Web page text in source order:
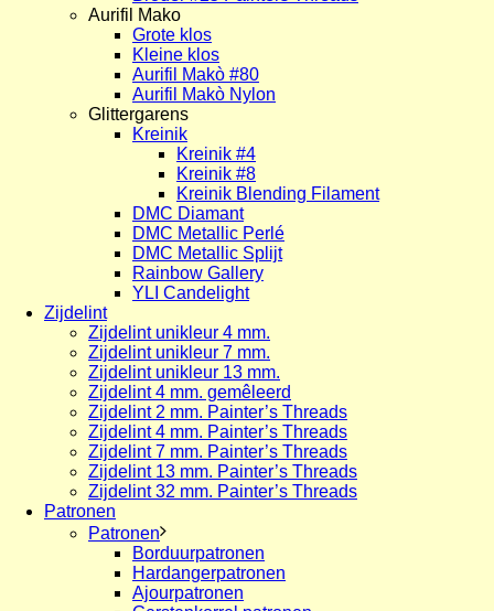
Aurifil Mako
Grote klos
Kleine klos
Aurifil Makò #80
Aurifil Makò Nylon
Glittergarens
Kreinik
Kreinik #4
Kreinik #8
Kreinik Blending Filament
DMC Diamant
DMC Metallic Perlé
DMC Metallic Splijt
Rainbow Gallery
YLI Candelight
Zijdelint
Zijdelint unikleur 4 mm.
Zijdelint unikleur 7 mm.
Zijdelint unikleur 13 mm.
Zijdelint 4 mm. gemêleerd
Zijdelint 2 mm. Painter’s Threads
Zijdelint 4 mm. Painter’s Threads
Zijdelint 7 mm. Painter’s Threads
Zijdelint 13 mm. Painter’s Threads
Zijdelint 32 mm. Painter’s Threads
Patronen
Patronen
Borduurpatronen
Hardangerpatronen
Ajourpatronen